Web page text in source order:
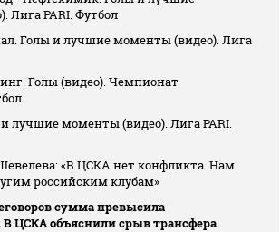
Лига PARI. Футбол
Голы и лучшие моменты (видео). Лига
Голы (видео). Чемпионат
лучшие моменты (видео). Лига PARI.
«В ЦСКА нет конфликта. Нам
российским клубам»
сумма превысила
ЦСКА объяснили срыв трансфера